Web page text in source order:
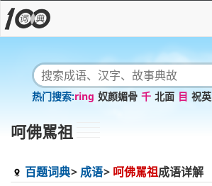
ring 奴颜媚骨 千 北面 目 祝
呵佛駡祖
百题词典 成语 呵佛駡祖成语详解